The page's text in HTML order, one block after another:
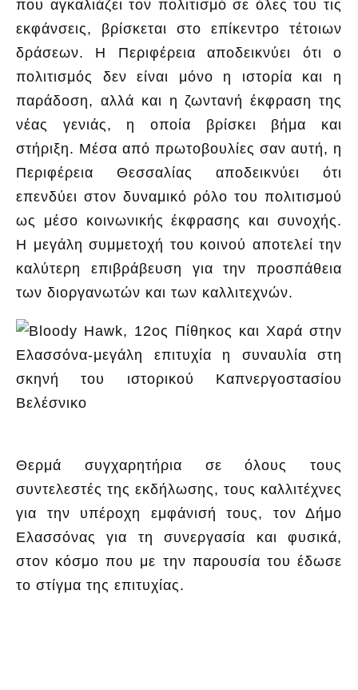
που αγκαλιάζει τον πολιτισμό σε όλες του τις
εκφάνσεις, βρίσκεται στο επίκεντρο τέτοιων
δράσεων. Η Περιφέρεια αποδεικνύει ότι ο
πολιτισμός δεν είναι μόνο η ιστορία και η
παράδοση, αλλά και η ζωντανή έκφραση της
νέας γενιάς, η οποία βρίσκει βήμα και
στήριξη. Μέσα από πρωτοβουλίες σαν αυτή, η
Περιφέρεια Θεσσαλίας αποδεικνύει ότι
επενδύει στον δυναμικό ρόλο του πολιτισμού
ως μέσο κοινωνικής έκφρασης και συνοχής.
Η μεγάλη συμμετοχή του κοινού αποτελεί την
καλύτερη επιβράβευση για την προσπάθεια
των διοργανωτών και των καλλιτεχνών.
Θερμά συγχαρητήρια σε όλους τους
συντελεστές της εκδήλωσης, τους καλλιτέχνες
για την υπέροχη εμφάνισή τους, τον Δήμο
Ελασσόνας για τη συνεργασία και φυσικά,
στον κόσμο που με την παρουσία του έδωσε
το στίγμα της επιτυχίας.